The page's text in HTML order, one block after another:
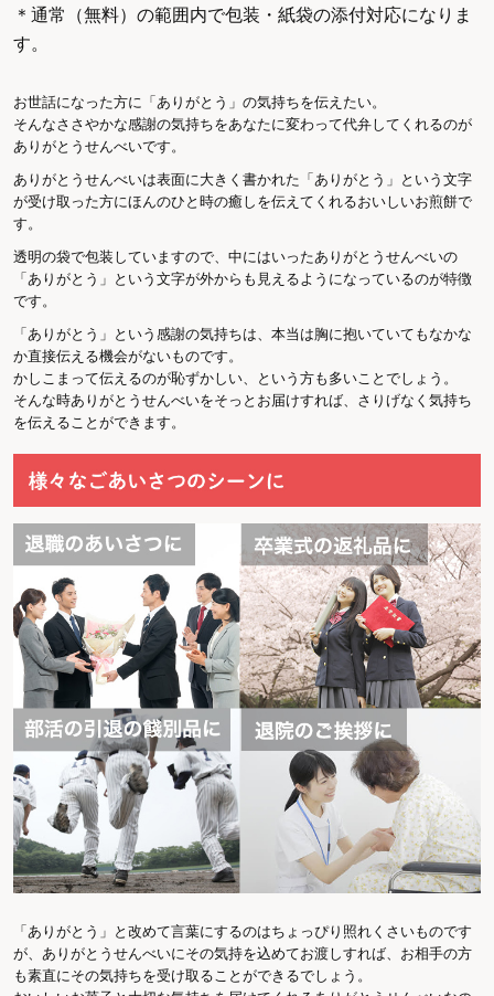
＊通常（無料）の範囲内で包装・紙袋の添付対応になりま
す。
お世話になった方に「ありがとう」の気持ちを伝えたい。
そんなささやかな感謝の気持ちをあなたに変わって代弁してくれるのが
ありがとうせんべいです。
ありがとうせんべいは表面に大きく書かれた「ありがとう」という文字
が受け取った方にほんのひと時の癒しを伝えてくれるおいしいお煎餅で
す。
透明の袋で包装していますので、中にはいったありがとうせんべいの
「ありがとう」という文字が外からも見えるようになっているのが特徴
です。
「ありがとう」という感謝の気持ちは、本当は胸に抱いていてもなかな
か直接伝える機会がないものです。
かしこまって伝えるのが恥ずかしい、という方も多いことでしょう。
そんな時ありがとうせんべいをそっとお届けすれば、さりげなく気持ち
を伝えることができます。
「ありがとう」と改めて言葉にするのはちょっぴり照れくさいものです
が、ありがとうせんべいにその気持を込めてお渡しすれば、お相手の方
も素直にその気持ちを受け取ることができるでしょう。